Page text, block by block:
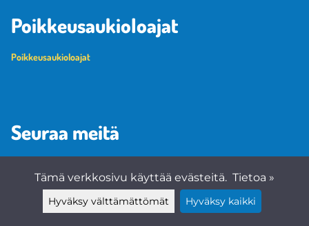
Poikkeusaukioloajat
Poikkeusaukioloajat
Seuraa meitä
Tämä verkkosivu käyttää evästeitä. Tietoa »
Hyväksy välttämättömät Hyväksy kaikki